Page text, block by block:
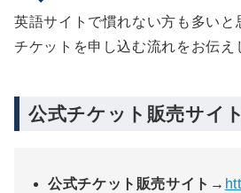
英語サイトで慣れない方も多いと
チケットを申し込む流れをお伝え
公式チケット販売サイ
公式チケット販売サイト→